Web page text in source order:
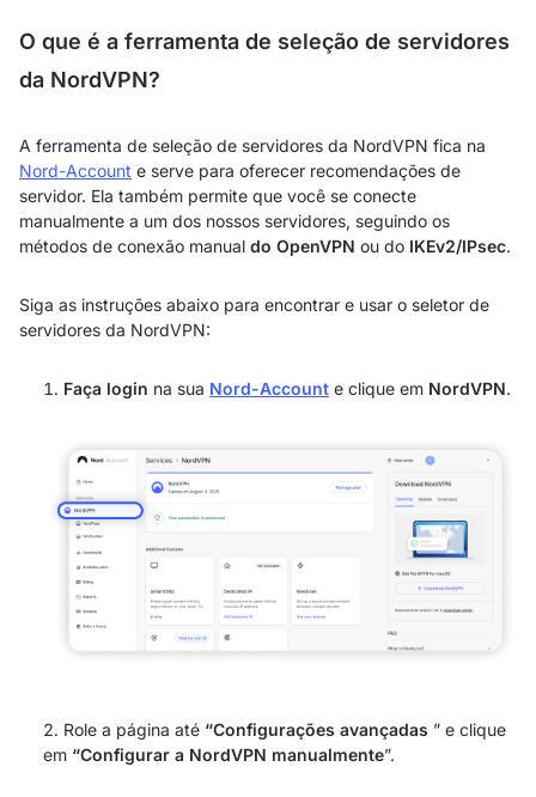
O que é a ferramenta de seleção de servidores
da NordVPN?
A ferramenta de seleção de servidores da NordVPN fica na
Nord-Account e serve para oferecer recomendações de
servidor. Ela também permite que você se conecte
manualmente a um dos nossos servidores, seguindo os
métodos de conexão manual do OpenVPN ou do IKEv2/IPsec.
Siga as instruções abaixo para encontrar e usar o seletor de
servidores da NordVPN:
Faça login na sua Nord-Account e clique em NordVPN.
Role a página até “Configurações avançadas ” e clique
em “Configurar a NordVPN manualmente”.